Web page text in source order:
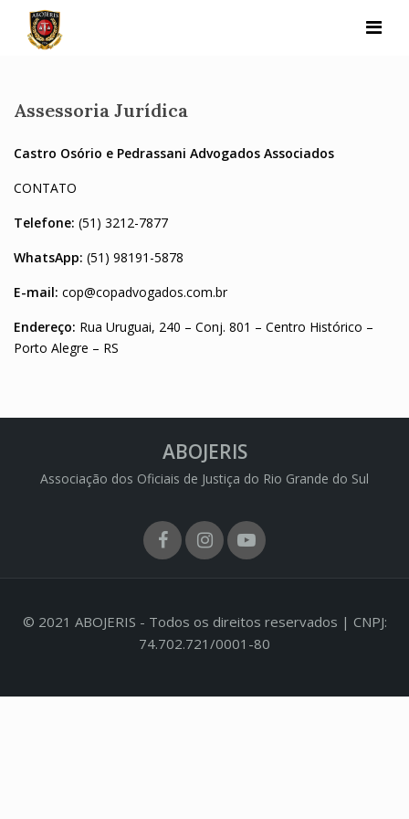
content
Assessoria Jurídica
Castro Osório e Pedrassani Advogados Associados
CONTATO
Telefone: (51) 3212-7877
WhatsApp: (51) 98191-5878
E-mail: cop@copadvogados.com.br
Endereço: Rua Uruguai, 240 – Conj. 801 – Centro Histórico –
Porto Alegre – RS
ABOJERIS
Associação dos Oficiais de Justiça do Rio Grande do Sul
FacebookInstagram
Youtube
© 2021 ABOJERIS - Todos os direitos reservados | CNPJ:
74.702.721/0001-80